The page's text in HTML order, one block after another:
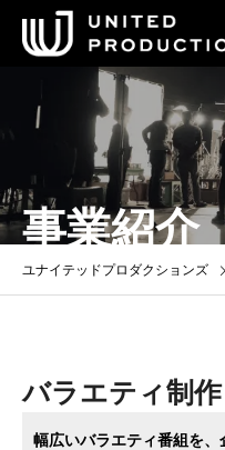
事業紹介
ユナイテッドプロダクションズ
バラエティ制作
幅広いバラエティ番組を